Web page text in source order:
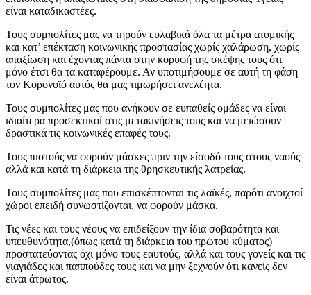
είναι καταδικαστέες.
Τους συμπολίτες μας να τηρούν ευλαβικά όλα τα μέτρα ατομικής
και κατ’ επέκταση κοινωνικής προστασίας χωρίς χαλάρωση, χωρίς
απαξίωση και έχοντας πάντα στην κορυφή της σκέψης τους ότι
μόνο έτσι θα τα καταφέρουμε. Αν υποτιμήσουμε σε αυτή τη φάση
τον Κορονοϊό αυτός θα μας τιμωρήσει ανελέητα.
Τους συμπολίτες μας που ανήκουν σε ευπαθείς ομάδες να είναι
ιδιαίτερα προσεκτικοί στις μετακινήσεις τους και να μειώσουν
δραστικά τις κοινωνικές επαφές τους.
Τους πιστούς να φορούν μάσκες πριν την είσοδό τους στους ναούς
αλλά και κατά τη διάρκεια της θρησκευτικής λατρείας.
Τους συμπολίτες μας που επισκέπτονται τις λαϊκές, παρότι ανοιχτοί
χώροι επειδή συνωστίζονται, να φορούν μάσκα.
Τις νέες και τους νέους να επιδείξουν την ίδια σοβαρότητα και
υπευθυνότητα,(όπως κατά τη διάρκεια του πρώτου κύματος)
προστατεύοντας όχι μόνο τους εαυτούς, αλλά και τους γονείς και τις
γιαγιάδες και παππούδες τους και να μην ξεχνούν ότι κανείς δεν
είναι άτρωτος.